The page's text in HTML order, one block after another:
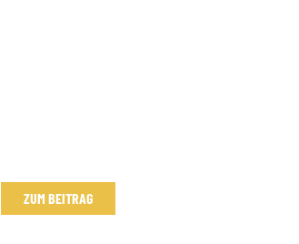
ZUM BEITRAG